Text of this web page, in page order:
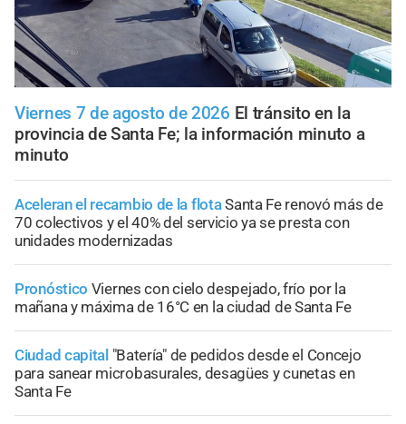
Viernes 7 de agosto de 2026 El tránsito en la
provincia de Santa Fe; la información minuto a
minuto
Aceleran el recambio de la flotaSanta Fe renovó más de
70 colectivos y el 40% del servicio ya se presta con
unidades modernizadas
Pronóstico Viernes con cielo despejado, frío por la
mañana y máxima de 16°C en la ciudad de Santa Fe
Ciudad capital "Batería" de pedidos desde el Concejo
para sanear microbasurales, desagües y cunetas en
Santa Fe